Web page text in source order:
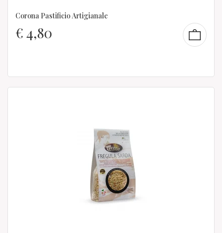
Corona Pastificio Artigianale
€4,80